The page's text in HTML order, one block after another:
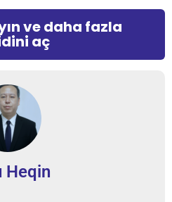
ve daha fazla
aç
Heqin